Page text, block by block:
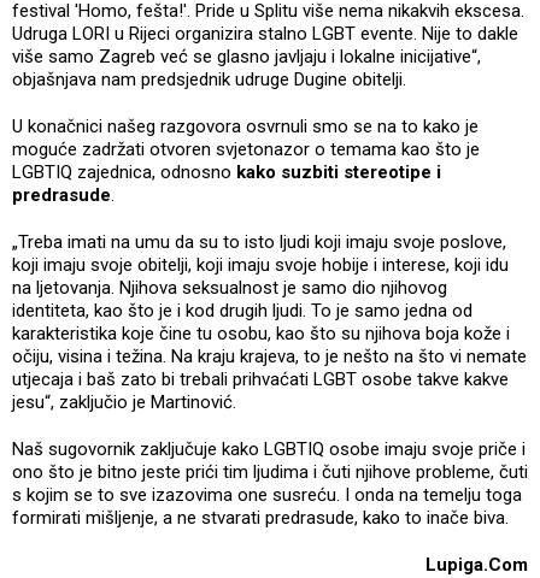
festival 'Homo, fešta!'. Pride u Splitu više nema nikakvih ekscesa.
Udruga LORI u Rijeci organizira stalno LGBT evente. Nije to dakle
više samo Zagreb već se glasno javljaju i lokalne inicijative“,
objašnjava nam predsjednik udruge Dugine obitelji.
U konačnici našeg razgovora osvrnuli smo se na to kako je
moguće zadržati otvoren svjetonazor o temama kao što je
LGBTIQ zajednica, odnosno kako suzbiti stereotipe i
predrasude.
„Treba imati na umu da su to isto ljudi koji imaju svoje poslove,
koji imaju svoje obitelji, koji imaju svoje hobije i interese, koji idu
na ljetovanja. Njihova seksualnost je samo dio njihovog
identiteta, kao što je i kod drugih ljudi. To je samo jedna od
karakteristika koje čine tu osobu, kao što su njihova boja kože i
očiju, visina i težina. Na kraju krajeva, to je nešto na što vi nemate
utjecaja i baš zato bi trebali prihvaćati LGBT osobe takve kakve
jesu“, zaključio je Martinović.
Naš sugovornik zaključuje kako LGBTIQ osobe imaju svoje priče i
ono što je bitno jeste prići tim ljudima i čuti njihove probleme, čuti
s kojim se to sve izazovima one susreću. I onda na temelju toga
formirati mišljenje, a ne stvarati predrasude, kako to inače biva.
Lupiga.Com